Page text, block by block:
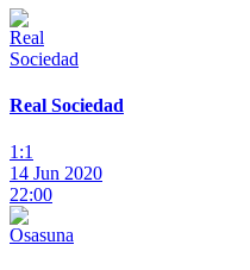
Real Sociedad
1:1
14 Jun 2020
22:00